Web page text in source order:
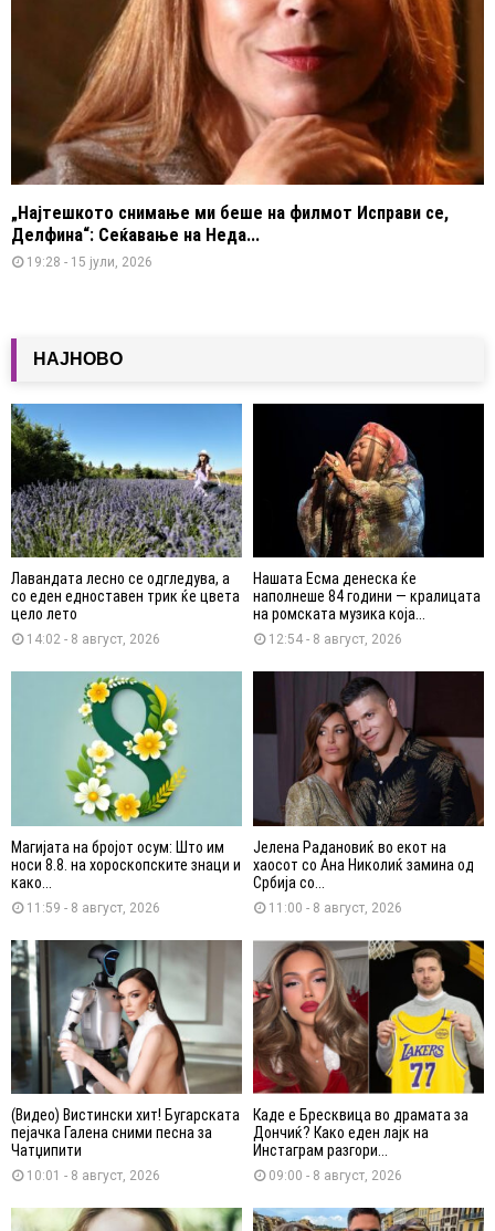
„Најтешкото снимање ми беше на филмот Исправи се,
Делфина“: Сеќавање на Неда...
19:28 - 15 јули, 2026
НАЈНОВО
Лавандата лесно се одгледува, а
со еден едноставен трик ќе цвета
цело лето
14:02 - 8 август, 2026
Нашата Есма денеска ќе
наполнеше 84 години — кралицата
на ромската музика која...
12:54 - 8 август, 2026
Магијата на бројот осум: Што им
носи 8.8. на хороскопските знаци и
како...
11:59 - 8 август, 2026
Јелена Радановиќ во екот на
хаосот со Ана Николиќ замина од
Србија со...
11:00 - 8 август, 2026
(Видео) Вистински хит! Бугарската
пејачка Галена сними песна за
Чатџипити
10:01 - 8 август, 2026
Каде е Бресквица во драмата за
Дончиќ? Како еден лајк на
Инстаграм разгори...
09:00 - 8 август, 2026